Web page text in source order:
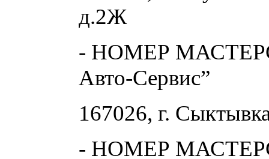
д.2Ж
- НОМЕР
Авто-Сервис”
167026, г.
- НОМЕР